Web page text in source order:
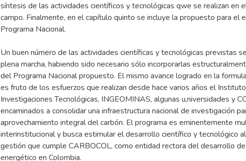
síntesis de las actividades científicos y tecnológicas qwe se realizan en
campo. Finalmente, en el capítulo quinto se incluye la propuesto para el
Programa Nacional.
Un buen número de las actividades científicas y tecnológicas previstas
plena marcha, habiendo sido necesario sólo incorporarlas
del Programa Nacional propuesto. El mismo avance logrado en la
es fruto de los esfuerzos que realizan desde hace varios años el
Investigaciones Tecnológicas, INGEOMINAS, algunas u,niversidades y
encaminados a consolidar una infraestructura nacional de investigación
aprovechamiento integral del carbón. El programa es eminentemente
interinstitucional y busca estimular el desarrollo científico y tecnológico
gestión que cumple CARBOCOL, como entidad rectora del desarrollo
energético en Colombia.